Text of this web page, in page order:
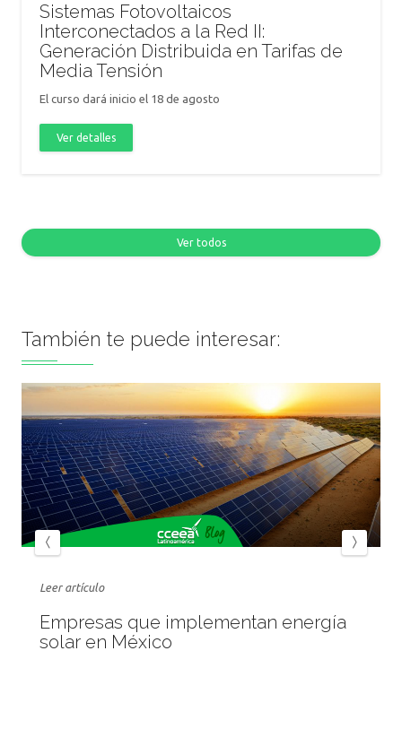
Sistemas Fotovoltaicos
Interconectados a la Red II:
Generación Distribuida en Tarifas de
Media Tensión
El curso dará inicio el 18 de agosto
Ver detalles
Ver todos
También te puede interesar:
Leer artículo
Empresas que implementan energía
solar en México